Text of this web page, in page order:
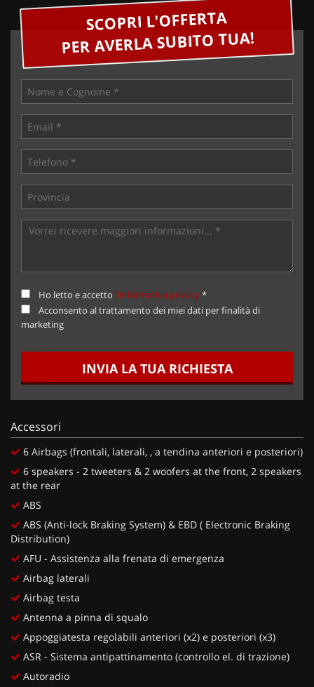
SCOPRI L'OFFERTA
PER AVERLA SUBITO TUA!
Ho letto e accetto l'informativa privacy*
Acconsento al trattamento dei miei dati per finalità di
marketing
INVIA LA TUA RICHIESTA
Accessori
6 Airbags (frontali, laterali, , a tendina anteriori e posteriori)
6 speakers - 2 tweeters & 2 woofers at the front, 2 speakers
at the rear
ABS
ABS (Anti-lock Braking System) & EBD ( Electronic Braking
Distribution)
AFU - Assistenza alla frenata di emergenza
Airbag laterali
Airbag testa
Antenna a pinna di squalo
Appoggiatesta regolabili anteriori (x2) e posteriori (x3)
ASR - Sistema antipattinamento (controllo el. di trazione)
Autoradio